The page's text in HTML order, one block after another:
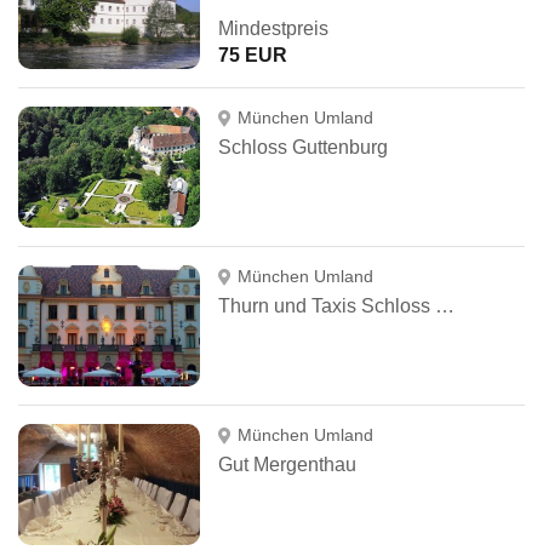
Mindestpreis
75 EUR
München Umland
Schloss Guttenburg
München Umland
Thurn und Taxis Schloss St. Emmeram
München Umland
Gut Mergenthau